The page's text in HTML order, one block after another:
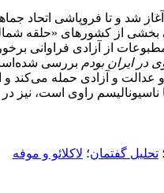
سرد از پایان جنگ جهانی دوم در سال
از آزادی فراوانی
ایران بودم بررسی
عدالت و آزادی حمله می‌کند
ناسیونالیسم راوی است،
؛ تحلیل گفتمان؛ لاکلائو و موفه